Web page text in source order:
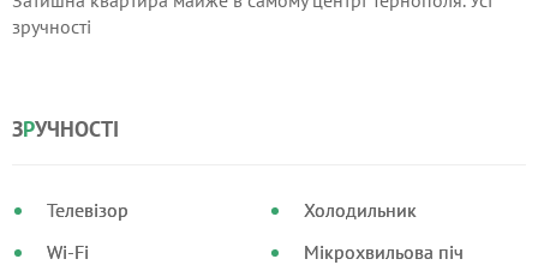
зручності
ЗРУЧНОСТІ
Телевізор
Wi-Fi
Холодильник
Мікрохвильова піч